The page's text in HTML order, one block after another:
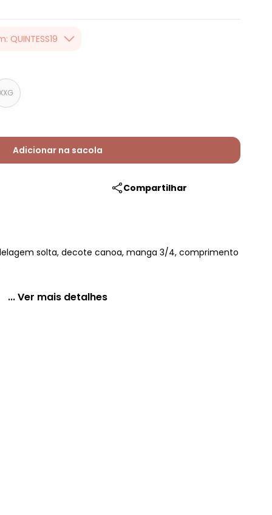
Malha Fria
QUINTESS19
valor, usando o
toda loja Quintess,
XXG
Adicionar na sacola
Compartilhar
solta, decote canoa, manga 3/4, comprimento
... Ver mais detalhes